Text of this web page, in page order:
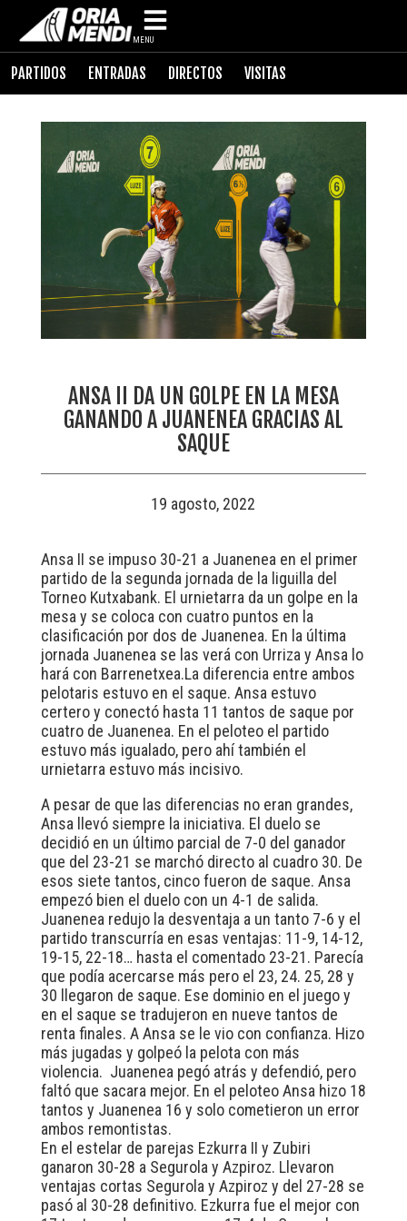
MENU
PARTIDOS ENTRADAS DIRECTOS VISITAS
ANSA II DA UN GOLPE EN LA MESA
GANANDO A JUANENEA GRACIAS AL
SAQUE
19 agosto, 2022
Ansa II se impuso 30-21 a Juanenea en el primer
partido de la segunda jornada de la liguilla del
Torneo Kutxabank. El urnietarra da un golpe en la
mesa y se coloca con cuatro puntos en la
clasificación por dos de Juanenea. En la última
jornada Juanenea se las verá con Urriza y Ansa lo
hará con Barrenetxea.La diferencia entre ambos
pelotaris estuvo en el saque. Ansa estuvo
certero y conectó hasta 11 tantos de saque por
cuatro de Juanenea. En el peloteo el partido
estuvo más igualado, pero ahí también el
urnietarra estuvo más incisivo.
A pesar de que las diferencias no eran grandes,
Ansa llevó siempre la iniciativa. El duelo se
decidió en un último parcial de 7-0 del ganador
que del 23-21 se marchó directo al cuadro 30. De
esos siete tantos, cinco fueron de saque. Ansa
empezó bien el duelo con un 4-1 de salida.
Juanenea redujo la desventaja a un tanto 7-6 y el
partido transcurría en esas ventajas: 11-9, 14-12,
19-15, 22-18… hasta el comentado 23-21. Parecía
que podía acercarse más pero el 23, 24. 25, 28 y
30 llegaron de saque. Ese dominio en el juego y
en el saque se tradujeron en nueve tantos de
renta finales. A Ansa se le vio con confianza. Hizo
más jugadas y golpeó la pelota con más
violencia. Juanenea pegó atrás y defendió, pero
faltó que sacara mejor. En el peloteo Ansa hizo 18
tantos y Juanenea 16 y solo cometieron un error
ambos remontistas.
En el estelar de parejas Ezkurra II y Zubiri
ganaron 30-28 a Segurola y Azpiroz. Llevaron
ventajas cortas Segurola y Azpiroz y del 27-28 se
pasó al 30-28 definitivo. Ezkurra fue el mejor con